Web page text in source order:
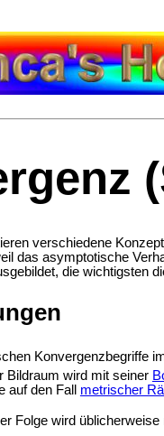
verschiedene
das asymptotische
die wichtigsten
Konvergenzbegriffe
Bildraum wird mit seiner
auf den Fall metrischer
Folge wird üblicherweise